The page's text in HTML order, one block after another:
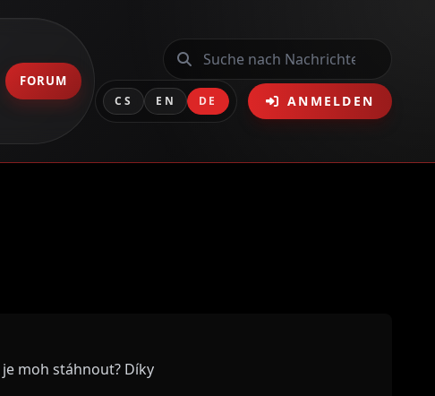
FORUM
CS EN DE ANMELDEN
moh stáhnout? Díky